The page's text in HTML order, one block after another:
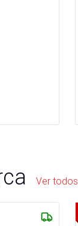
Ver todos